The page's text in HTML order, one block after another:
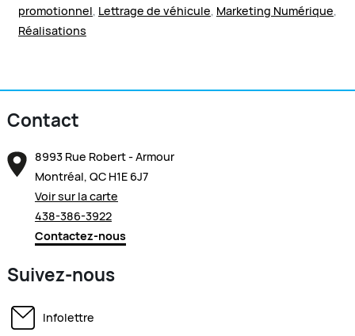
promotionnel, Lettrage de véhicule, Marketing Numérique,
Réalisations
Contact
8993 Rue Robert - Armour
Montréal, QC H1E 6J7
Voir sur la carte
438-386-3922
Contactez-nous
Suivez-nous
Infolettre